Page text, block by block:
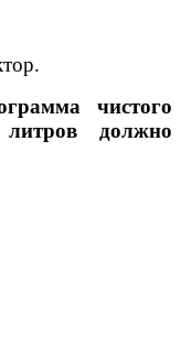
чистого
должно